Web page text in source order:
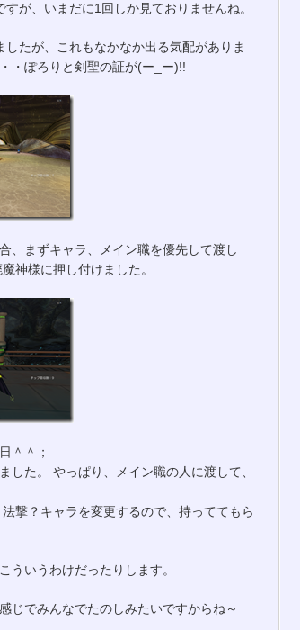
が、いまだに1回しか見ておりませんね。
たが、これもなかなか出る気配がありま
・ぽろりと剣聖の証が(ー_ー)!!
、まずキャラ、メイン職を優先して渡し
神様に押し付けました。
＾＾；
した。 やっぱり、メイン職の人に渡して、
撃？キャラを変更するので、持っててもら
ういうわけだったりします。
じでみんなでたのしみたいですからね～